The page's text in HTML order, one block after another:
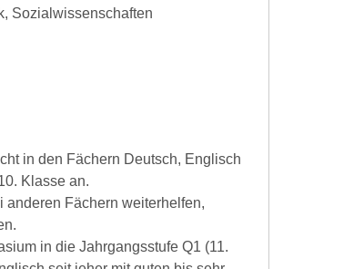
Sozialwissenschaften
in den Fächern Deutsch, Englisch
Klasse an.
anderen Fächern weiterhelfen,
in die Jahrgangsstufe Q1 (11.